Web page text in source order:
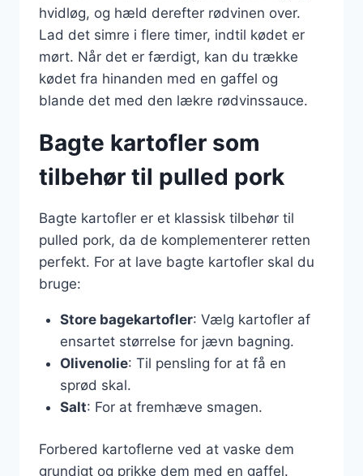
hvidløg, og hæld derefter rødvinen over.
Lad det simre i flere timer, indtil kødet er
mørt. Når det er færdigt, kan du trække
kødet fra hinanden med en gaffel og
blande det med den lækre rødvinssauce.
Bagte kartofler som
tilbehør til pulled pork
Bagte kartofler er et klassisk tilbehør til
pulled pork, da de komplementerer retten
perfekt. For at lave bagte kartofler skal du
bruge:
Store bagekartofler: Vælg kartofler af
ensartet størrelse for jævn bagning.
Olivenolie: Til pensling for at få en
sprød skal.
Salt: For at fremhæve smagen.
Forbered kartoflerne ved at vaske dem
grundigt og prikke dem med en gaffel.